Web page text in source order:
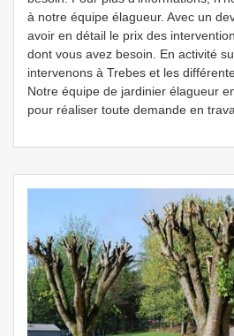
à notre équipe élagueur. Avec un
avoir en détail le prix des
dont vous avez besoin. En activité
intervenons à Trebes et les
Notre équipe de jardinier élagueur
pour réaliser toute demande en